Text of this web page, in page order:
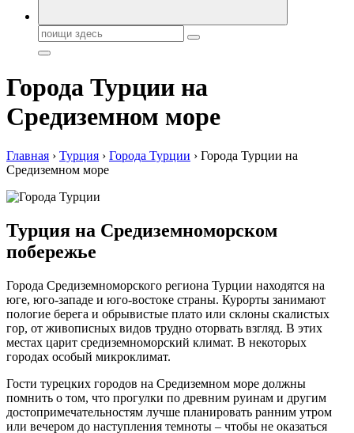
Поиск:
Города Турции на
Средиземном море
Главная › Турция › Города Турции › Города Турции на
Средиземном море
Турция на Средиземноморском
побережье
Города Средиземноморского региона Турции находятся на
юге, юго-западе и юго-востоке страны. Курорты занимают
пологие берега и обрывистые плато или склоны скалистых
гор, от живописных видов трудно оторвать взгляд. В этих
местах царит средиземноморский климат. В некоторых
городах особый микроклимат.
Гости турецких городов на Средиземном море должны
помнить о том, что прогулки по древним руинам и другим
достопримечательностям лучше планировать ранним утром
или вечером до наступления темноты – чтобы не оказаться